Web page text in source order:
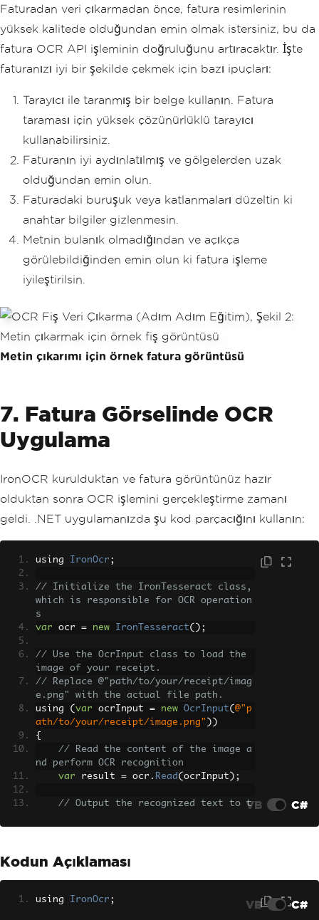
Faturadan veri çıkarmadan önce, fatura resimlerinin
yüksek kalitede olduğundan emin olmak istersiniz, bu da
fatura OCR API işleminin doğruluğunu artıracaktır. İşte
faturanızı iyi bir şekilde çekmek için bazı ipuçları:
Tarayıcı ile taranmış bir belge kullanın. Fatura
taraması için yüksek çözünürlüklü tarayıcı
kullanabilirsiniz.
Faturanın iyi aydınlatılmış ve gölgelerden uzak
olduğundan emin olun.
Faturadaki buruşuk veya katlanmaları düzeltin ki
anahtar bilgiler gizlenmesin.
Metnin bulanık olmadığından ve açıkça
görülebildiğinden emin olun ki fatura işleme
iyileştirilsin.
Metin çıkarımı için örnek fatura görüntüsü
7. Fatura Görselinde OCR
Uygulama
IronOCR kurulduktan ve fatura görüntünüz hazır
olduktan sonra OCR işlemini gerçekleştirme zamanı
geldi. .NET uygulamanızda şu kod parçacığını kullanın:
using IronOcr ;
// Initialize the IronTesseract class,
which is responsible for OCR operation
s
var ocr = new IronTesseract();
// Use the OcrInput class to load the
image of your receipt.
// Replace @"path/to/your/receipt/imag
e.png" with the actual file path.
using ( var ocrInput = new OcrInput( @"p
ath/to/your/receipt/image.png" ))
{
// Read the content of the image a
nd perform OCR recognition
var result = ocr . Read ( ocrInput );
// Output the recognized text to tVB C#
Kodun Açıklaması
using IronOcr ; VB C#